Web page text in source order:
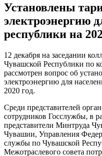
Установлены
электроэнергию
республики на
12 декабря на заседании
Чувашской Республики по
рассмотрен вопрос об
электроэнергию для
2020 год.
Среди представителей
сотрудников Госслужбы, в
представители Минтруда
Чувашии, Управления
службы по Чувашской
Межотраслевого совета